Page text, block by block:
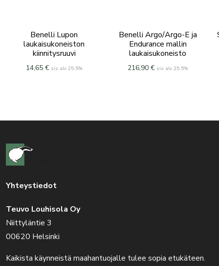
Benelli Lupon
laukaisukoneiston
kiinnitysruuvi
14,65 € sis alv 25.5%
Benelli Argo/Argo-E ja
Endurance mallin
laukaisukoneisto
216,90 € sis alv 25.5%
Yhteystiedot
Teuvo Louhisola Oy
Niittyläntie 3
00620 Helsinki
Kaikista käynneistä maahantuojalle tulee sopia etukäteen.